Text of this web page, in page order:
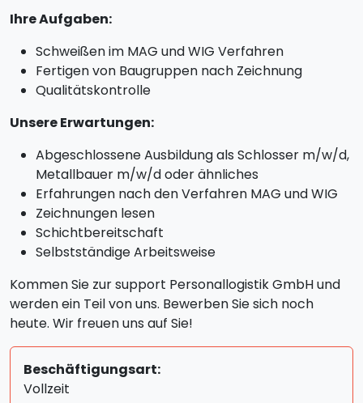
Ihre Aufgaben:
Schweißen im MAG und WIG Verfahren
Fertigen von Baugruppen nach Zeichnung
Qualitätskontrolle
Unsere Erwartungen:
Abgeschlossene Ausbildung als Schlosser m/w/d,
Metallbauer m/w/d oder ähnliches
Erfahrungen nach den Verfahren MAG und WIG
Zeichnungen lesen
Schichtbereitschaft
Selbstständige Arbeitsweise
Kommen Sie zur support Personallogistik GmbH und
werden ein Teil von uns. Bewerben Sie sich noch
heute. Wir freuen uns auf Sie!
Beschäftigungsart:
Vollzeit